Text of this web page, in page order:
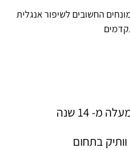
החשובים לשיפור אנגלית
מ- 14 שנה
בתחום